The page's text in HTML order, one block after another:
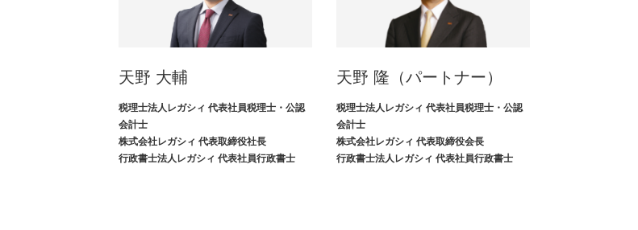
天野 大輔
税理士法人レガシィ 代表社員税理士・公認
会計士
株式会社レガシィ 代表取締役社長
行政書士法人レガシィ 代表社員行政書士
天野 隆 （パートナー）
税理士法人レガシィ 代表社員税理士・公認
会計士
株式会社レガシィ 代表取締役会長
行政書士法人レガシィ 代表社員行政書士